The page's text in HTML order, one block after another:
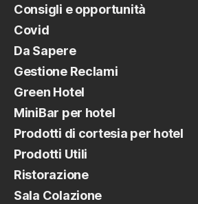
Consigli e opportunità
Covid
Da Sapere
Gestione Reclami
Green Hotel
MiniBar per hotel
Prodotti di cortesia per hotel
Prodotti Utili
Ristorazione
Sala Colazione